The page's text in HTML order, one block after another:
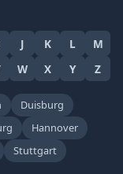
J K L
M
W X Y Z
Duisburg
Hannover
Stuttgart